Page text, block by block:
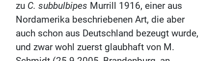
zu C. subbulbipes Murrill 1916, einer aus
Nordamerika beschriebenen Art, die aber
auch schon aus Deutschland bezeugt wurde,
und zwar wohl zuerst glaubhaft von M.